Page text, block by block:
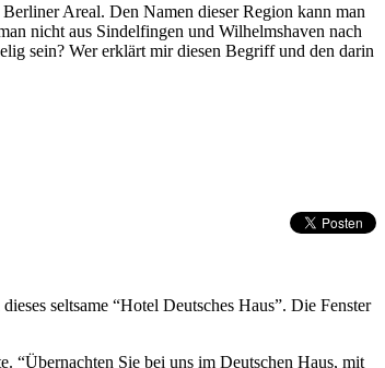
Areal. Den Namen dieser Region kann man
nicht aus Sindelfingen und Wilhelmshaven nach
sein? Wer erklärt mir diesen Begriff und den darin
seltsame “Hotel Deutsches Haus”. Die Fenster
“Übernachten Sie bei uns im Deutschen Haus, mit